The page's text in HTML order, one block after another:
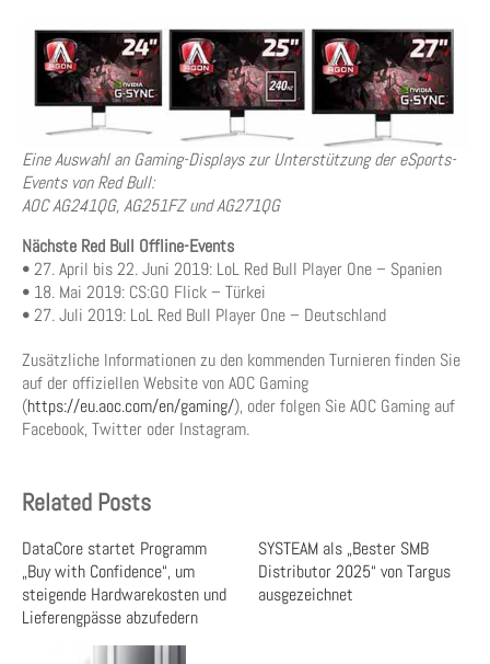
Eine Auswahl an Gaming-Displays zur Unterstützung der eSports-
Events von Red Bull:
AOC AG241QG, AG251FZ und AG271QG
Nächste Red Bull Offline-Events
• 27. April bis 22. Juni 2019: LoL Red Bull Player One – Spanien
• 18. Mai 2019: CS:GO Flick – Türkei
• 27. Juli 2019: LoL Red Bull Player One – Deutschland
Zusätzliche Informationen zu den kommenden Turnieren finden Sie
auf der offiziellen Website von AOC Gaming
(https://eu.aoc.com/en/gaming/), oder folgen Sie AOC Gaming auf
Facebook, Twitter oder Instagram.
Related Posts
DataCore startet Programm
„Buy with Confidence“, um
steigende Hardwarekosten und
Lieferengpässe abzufedern
SYSTEAM als „Bester SMB
Distributor 2025“ von Targus
ausgezeichnet